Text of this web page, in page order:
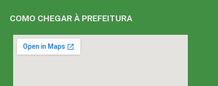
COMO CHEGAR À PREFEITURA